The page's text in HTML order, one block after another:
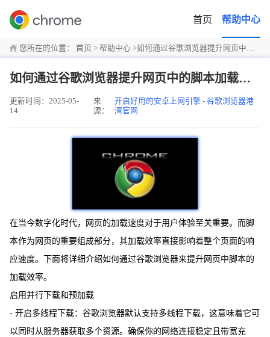
首页 帮助中心
您所在的位置： 首页 > 帮助中心 >如何通过谷歌浏览器提升网页中的脚本加载效率
如何通过谷歌浏览器提升网页中的脚本加载效率
更新时间：2025-05-
14
来
源：
开启好用的安卓上网引擎 - 谷歌浏览器港
湾官网
在当今数字化时代，网页的加载速度对于用户体验至关重要。而脚
本作为网页的重要组成部分，其加载效率直接影响着整个页面的响
应速度。下面将详细介绍如何通过谷歌浏览器来提升网页中脚本的
加载效率。
启用并行下载和预加载
- 开启多线程下载：谷歌浏览器默认支持多线程下载，这意味着它可
以同时从服务器获取多个资源。确保你的网络连接稳定且带宽充